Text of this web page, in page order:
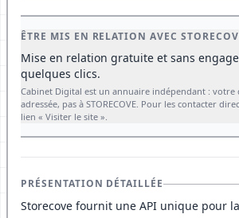
ÊTRE MIS EN RELATION AVEC
Mise en relation gratuite et sans
quelques clics.
Cabinet Digital est un annuaire indépendant : votre
adressée, pas à STORECOVE. Pour les contacter directement, utilisez le
lien « Visiter le site ».
PRÉSENTATION DÉTAILLÉE
Storecove fournit une API unique pour